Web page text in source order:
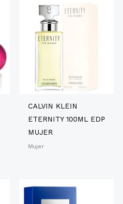
CALVIN KLEIN
ETERNITY 100ML EDP
MUJER
Mujer